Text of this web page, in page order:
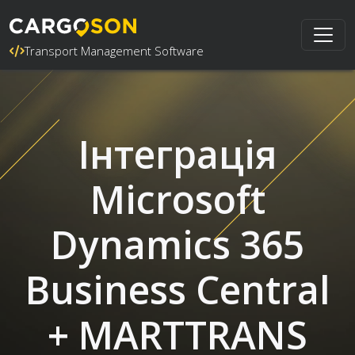
Transport Management Software
Інтеграція
Microsoft
Dynamics 365
Business Central
+ MARTTRANS